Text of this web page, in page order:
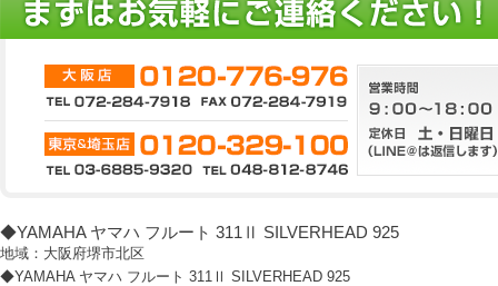
◆YAMAHA ヤマハ フルート 311Ⅱ SILVERHEAD 925
地域：大阪府堺市北区
◆YAMAHA ヤマハ フルート 311Ⅱ SILVERHEAD 925